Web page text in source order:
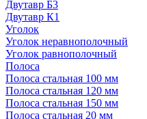
Двутавр Б3
Двутавр К1
Уголок
Уголок неравнополочный
Уголок равнополочный
Полоса
Полоса стальная 100 мм
Полоса стальная 120 мм
Полоса стальная 150 мм
Полоса стальная 20 мм